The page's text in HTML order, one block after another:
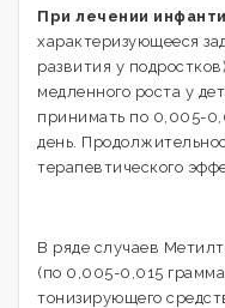
При лечении
характеризующееся
развития у
медленного роста у
принимать по 0,005-
день.
терапевтического
В ряде случаев
(по 0,005-0,015
тонизирующего